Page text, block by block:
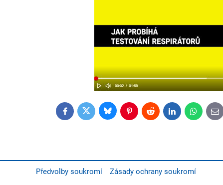
FacebookTwitter BlueskyPinterestReddit LinkedInWhatsApp
E-
mail
Předvolby soukromí Zásady ochrany soukromí